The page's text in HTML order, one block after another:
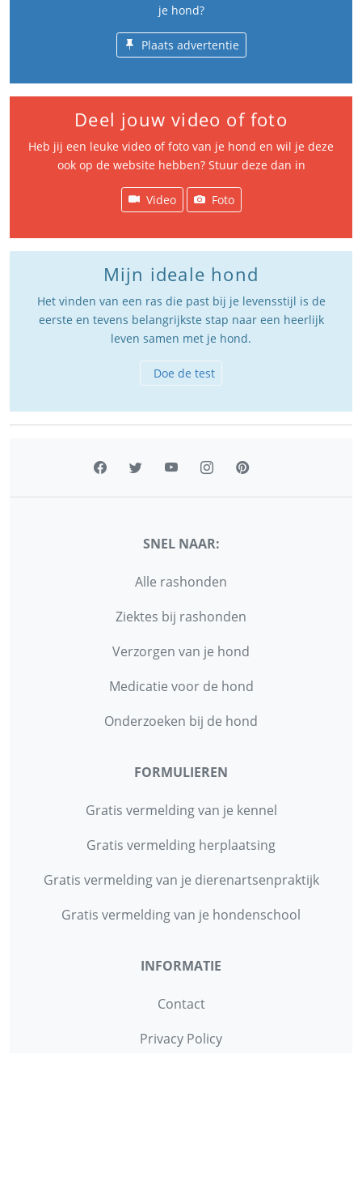
je hond?
Plaats advertentie
Deel jouw video of foto
Heb jij een leuke video of foto van je hond en wil je deze
ook op de website hebben? Stuur deze dan in
Video Foto
Mijn ideale hond
Het vinden van een ras die past bij je levensstijl is de
eerste en tevens belangrijkste stap naar een heerlijk
leven samen met je hond.
Doe de test
SNEL NAAR:
Alle rashonden
Ziektes bij rashonden
Verzorgen van je hond
Medicatie voor de hond
Onderzoeken bij de hond
FORMULIEREN
Gratis vermelding van je kennel
Gratis vermelding herplaatsing
Gratis vermelding van je dierenartsenpraktijk
Gratis vermelding van je hondenschool
INFORMATIE
Contact
Privacy Policy